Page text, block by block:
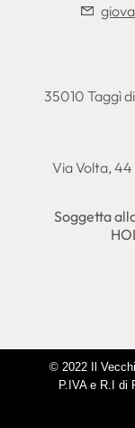
35010 Taggì
Via Volta,
Soggetta
© 2022 Il
P.IVA e R.I di